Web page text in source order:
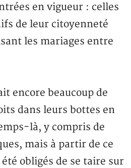
en vigueur : celles
de leur citoyenneté
les mariages entre
encore beaucoup de
dans leurs bottes en
là, y compris de
mais à partir de ce
obligés de se taire sur